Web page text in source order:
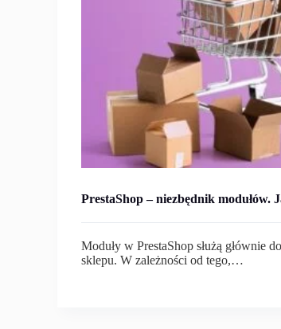
PrestaShop – niezbędnik modułów.
Moduły w PrestaShop służą głównie
sklepu. W zależności od tego,…